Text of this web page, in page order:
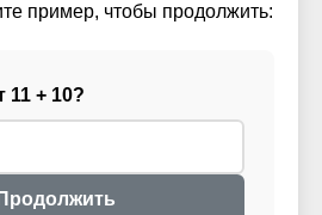
пример, чтобы продолжить:
11 + 10?
Продолжить